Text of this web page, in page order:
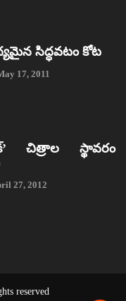
సిద్ధవటం కోట
17, 2011
చిత్రాల స్థావరం
27, 2012
reserved